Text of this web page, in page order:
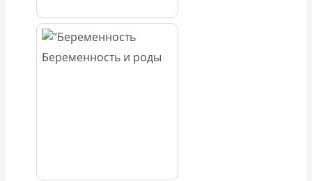
Беременность и роды